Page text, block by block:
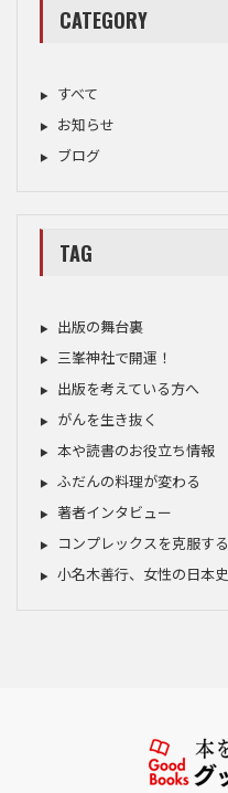
CATEGORY
すべて
お知らせ
ブログ
TAG
出版の舞台裏
三峯神社で開運！
出版を考えている方へ
がんを生き抜く
本や読書のお役立ち情報
ふだんの料理が変わる
著者インタビュー
コンプレックスを克服する
小名木善行、女性の日本史